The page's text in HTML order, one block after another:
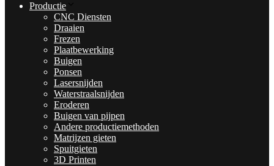
Productie
CNC Diensten
Draaien
Frezen
Plaatbewerking
Buigen
Ponsen
Lasersnijden
Waterstraalsnijden
Eroderen
Buigen van pijpen
Andere productiemethoden
Matrijzen gieten
Spuitgieten
3D Printen